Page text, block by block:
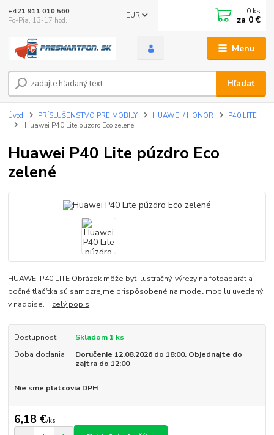
Menu
EUR
Hľadať
+421 911 010 560
Po-Pia, 13-17 hod.
0 ks
za 0 €
Úvod PRÍSLUŠENSTVO PRE MOBILY HUAWEI / HONOR
P40 LITE
Huawei P40 Lite púzdro Eco zelené
Huawei P40 Lite púzdro Eco
zelené
HUAWEI P40 LITE Obrázok môže byť ilustračný, výrezy na fotoaparát a
bočné tlačítka sú samozrejme prispôsobené na model mobilu uvedený
v nadpise. celý popis
Dostupnosť
Skladom 1 ks
Doba dodania
Doručenie 12.08.2026 do 18:00. Objednajte do
zajtra do 12:00
Nie sme platcovia DPH
6,18 €/ks